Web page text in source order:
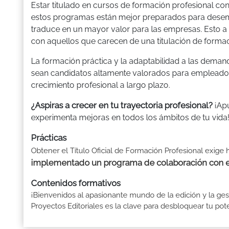
Estar titulado en cursos de formación profesional
estos programas están mejor preparados para
traduce en un mayor valor para las empresas. Esto
con aquellos que carecen de una titulación de
La formación práctica y la adaptabilidad a las
sean candidatos altamente valorados para
crecimiento profesional a largo plazo.
¿Aspiras a crecer en tu trayectoria profesional?
experimenta mejoras en todos los ámbitos de tu vida!
Prácticas
Obtener el Título Oficial de Formación Profesional exige
implementado un programa de colaboración con
Contenidos formativos
¡Bienvenidos al apasionante mundo de la edición y la
Proyectos Editoriales es la clave para desbloquear tu